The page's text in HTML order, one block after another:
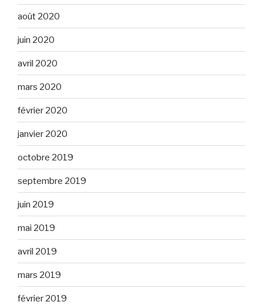
août 2020
juin 2020
avril 2020
mars 2020
février 2020
janvier 2020
octobre 2019
septembre 2019
juin 2019
mai 2019
avril 2019
mars 2019
février 2019